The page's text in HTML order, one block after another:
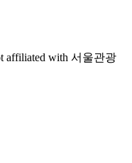
affiliated with 서울관광